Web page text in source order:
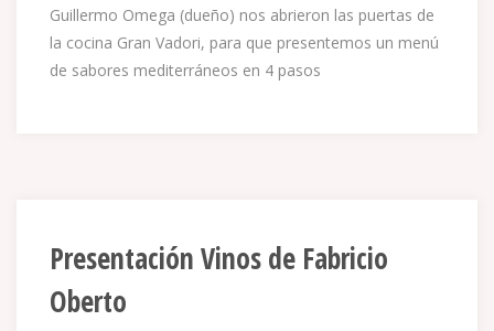
Guillermo Omega (dueño) nos abrieron las puertas de
la cocina Gran Vadori, para que presentemos un menú
de sabores mediterráneos en 4 pasos
Presentación Vinos de Fabricio
Oberto